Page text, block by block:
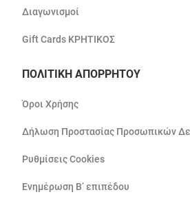
Διαγωνισμοί
Gift Cards ΚΡΗΤΙΚΟΣ
ΠΟΛΙΤΙΚΗ ΑΠΟΡΡΗΤΟΥ
Όροι Χρήσης
Δήλωση Προστασίας Προσωπικών
Ρυθμίσεις Cookies
Ενημέρωση Β’ επιπέδου